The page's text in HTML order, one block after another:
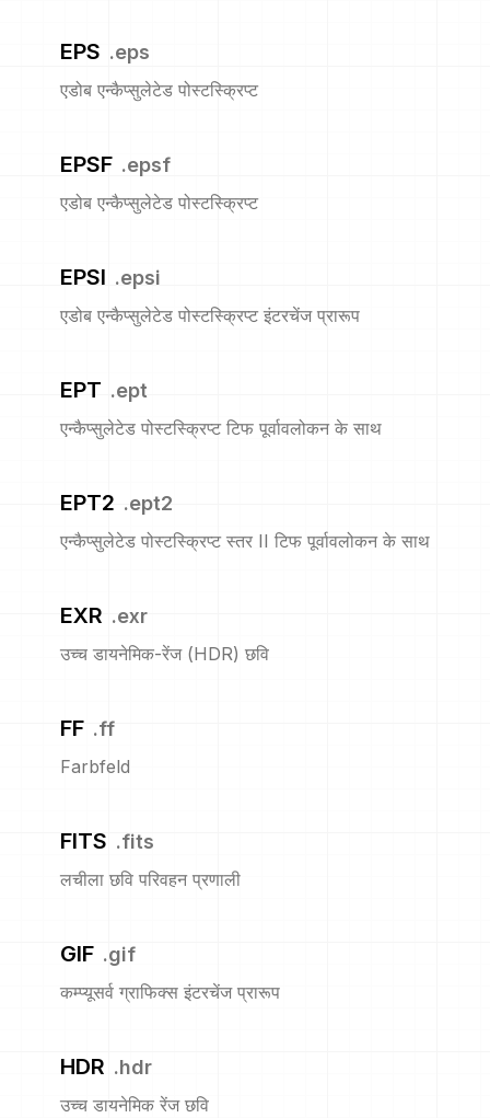
EPS .eps
एडोब एन्कैप्सुलेटेड पोस्टस्क्रिप्ट
EPSF .epsf
एडोब एन्कैप्सुलेटेड पोस्टस्क्रिप्ट
EPSI .epsi
एडोब एन्कैप्सुलेटेड पोस्टस्क्रिप्ट इंटरचेंज प्रारूप
EPT .ept
एन्कैप्सुलेटेड पोस्टस्क्रिप्ट टिफ पूर्वावलोकन के साथ
EPT2 .ept2
एन्कैप्सुलेटेड पोस्टस्क्रिप्ट स्तर II टिफ पूर्वावलोकन के साथ
EXR .exr
उच्च डायनेमिक-रेंज (HDR) छवि
FF .ff
Farbfeld
FITS .fits
लचीला छवि परिवहन प्रणाली
GIF .gif
कम्प्यूसर्व ग्राफिक्स इंटरचेंज प्रारूप
HDR .hdr
उच्च डायनेमिक रेंज छवि